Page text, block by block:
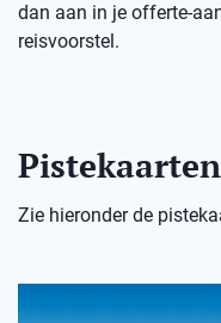
dan aan in je offerte-
reisvoorstel.
Pistekaarten
Zie hieronder de